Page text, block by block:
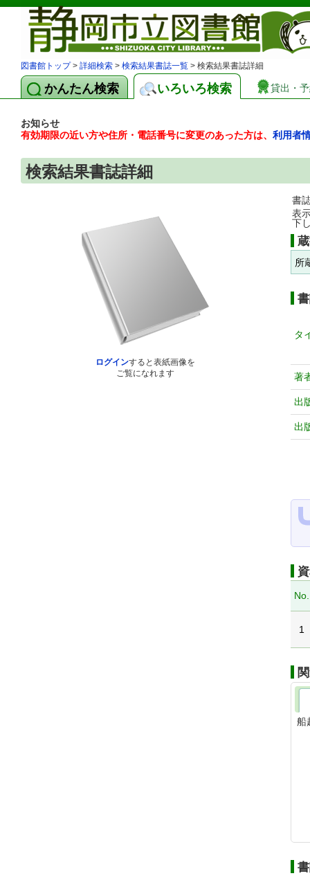
図書館トップ> 詳細検索 > 検索結果書誌一覧 > 検索結果書誌詳細
かんたん検索 いろいろ検索 貸出・
お知らせ
有効期限の近い方や住所・電話番号に変更のあった方は、 利用者
検索結果書誌詳細
ログインすると表紙画像を
ご覧になれます
書
表
下
所
タ
著
出
出
No.
1
船